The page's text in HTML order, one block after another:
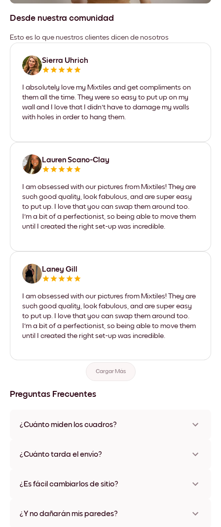
Desde nuestra comunidad
Esto es lo que nuestros clientes dicen de nosotros
Sierra Uhrich
I absolutely love my Mixtiles and get compliments on
them all the time. They were so easy to put up on my
wall and I love that I didn't have to damage my walls
with holes in order to hang them.
Lauren Scano-Clay
I am obsessed with our pictures from Mixtiles! They are
such good quality, look fabulous, and are super easy
to put up. I love that you can swap them around too.
I'm a bit of a perfectionist, so being able to move them
until I created the right set-up was incredible.
Laney Gill
I am obsessed with our pictures from Mixtiles! They are
such good quality, look fabulous, and are super easy
to put up. I love that you can swap them around too.
I'm a bit of a perfectionist, so being able to move them
until I created the right set-up was incredible.
Cargar Más
Preguntas Frecuentes
¿Cuánto miden los cuadros?
varios materiales y colores de marco, incluidas opciones sin
¿Cuánto tarda el envío?
disponibles en algunos países. Te enviaremos un número de
¿Es fácil cambiarlos de sitio?
ningún daño
¿Y no dañarán mis paredes?